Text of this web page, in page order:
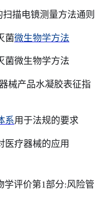
描电镜测量方法通则
菌微生物学方法
菌微生物学方法
械产品水凝胶表征指
系用于法规的要求
医疗器械的应用
学评价第1部分:风险管